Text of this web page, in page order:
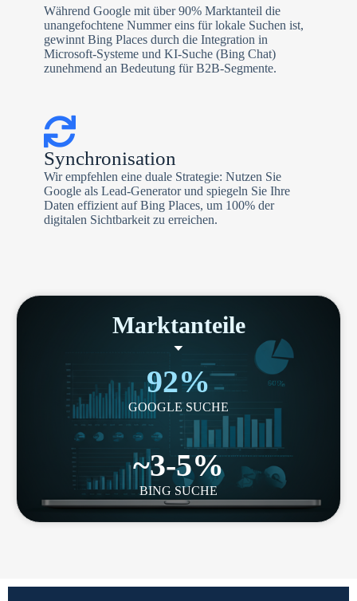
Während Google mit über 90% Marktanteil die
unangefochtene Nummer eins für lokale Suchen ist,
gewinnt Bing Places durch die Integration in
Microsoft-Systeme und KI-Suche (Bing Chat)
zunehmend an Bedeutung für B2B-Segmente.
Synchronisation
Wir empfehlen eine duale Strategie: Nutzen Sie
Google als Lead-Generator und spiegeln Sie Ihre
Daten effizient auf Bing Places, um 100% der
digitalen Sichtbarkeit zu erreichen.
Marktanteile
92%
GOOGLE SUCHE
~3-5%
BING SUCHE